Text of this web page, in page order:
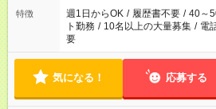
特徴 週1日からOK / 履歴書不要 / 40～
ト勤務 / 10名以上の大量募集 / 電
要
気になる！ 応募する